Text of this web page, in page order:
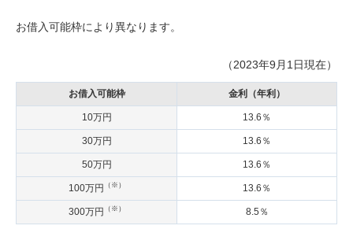
お借入可能枠により異なります。
（2023年9月1日現在）
お借入可能枠 金利（年利）
10万円 13.6％
30万円 13.6％
50万円 13.6％
100万円 （※） 13.6％
300万円 （※） 8.5％